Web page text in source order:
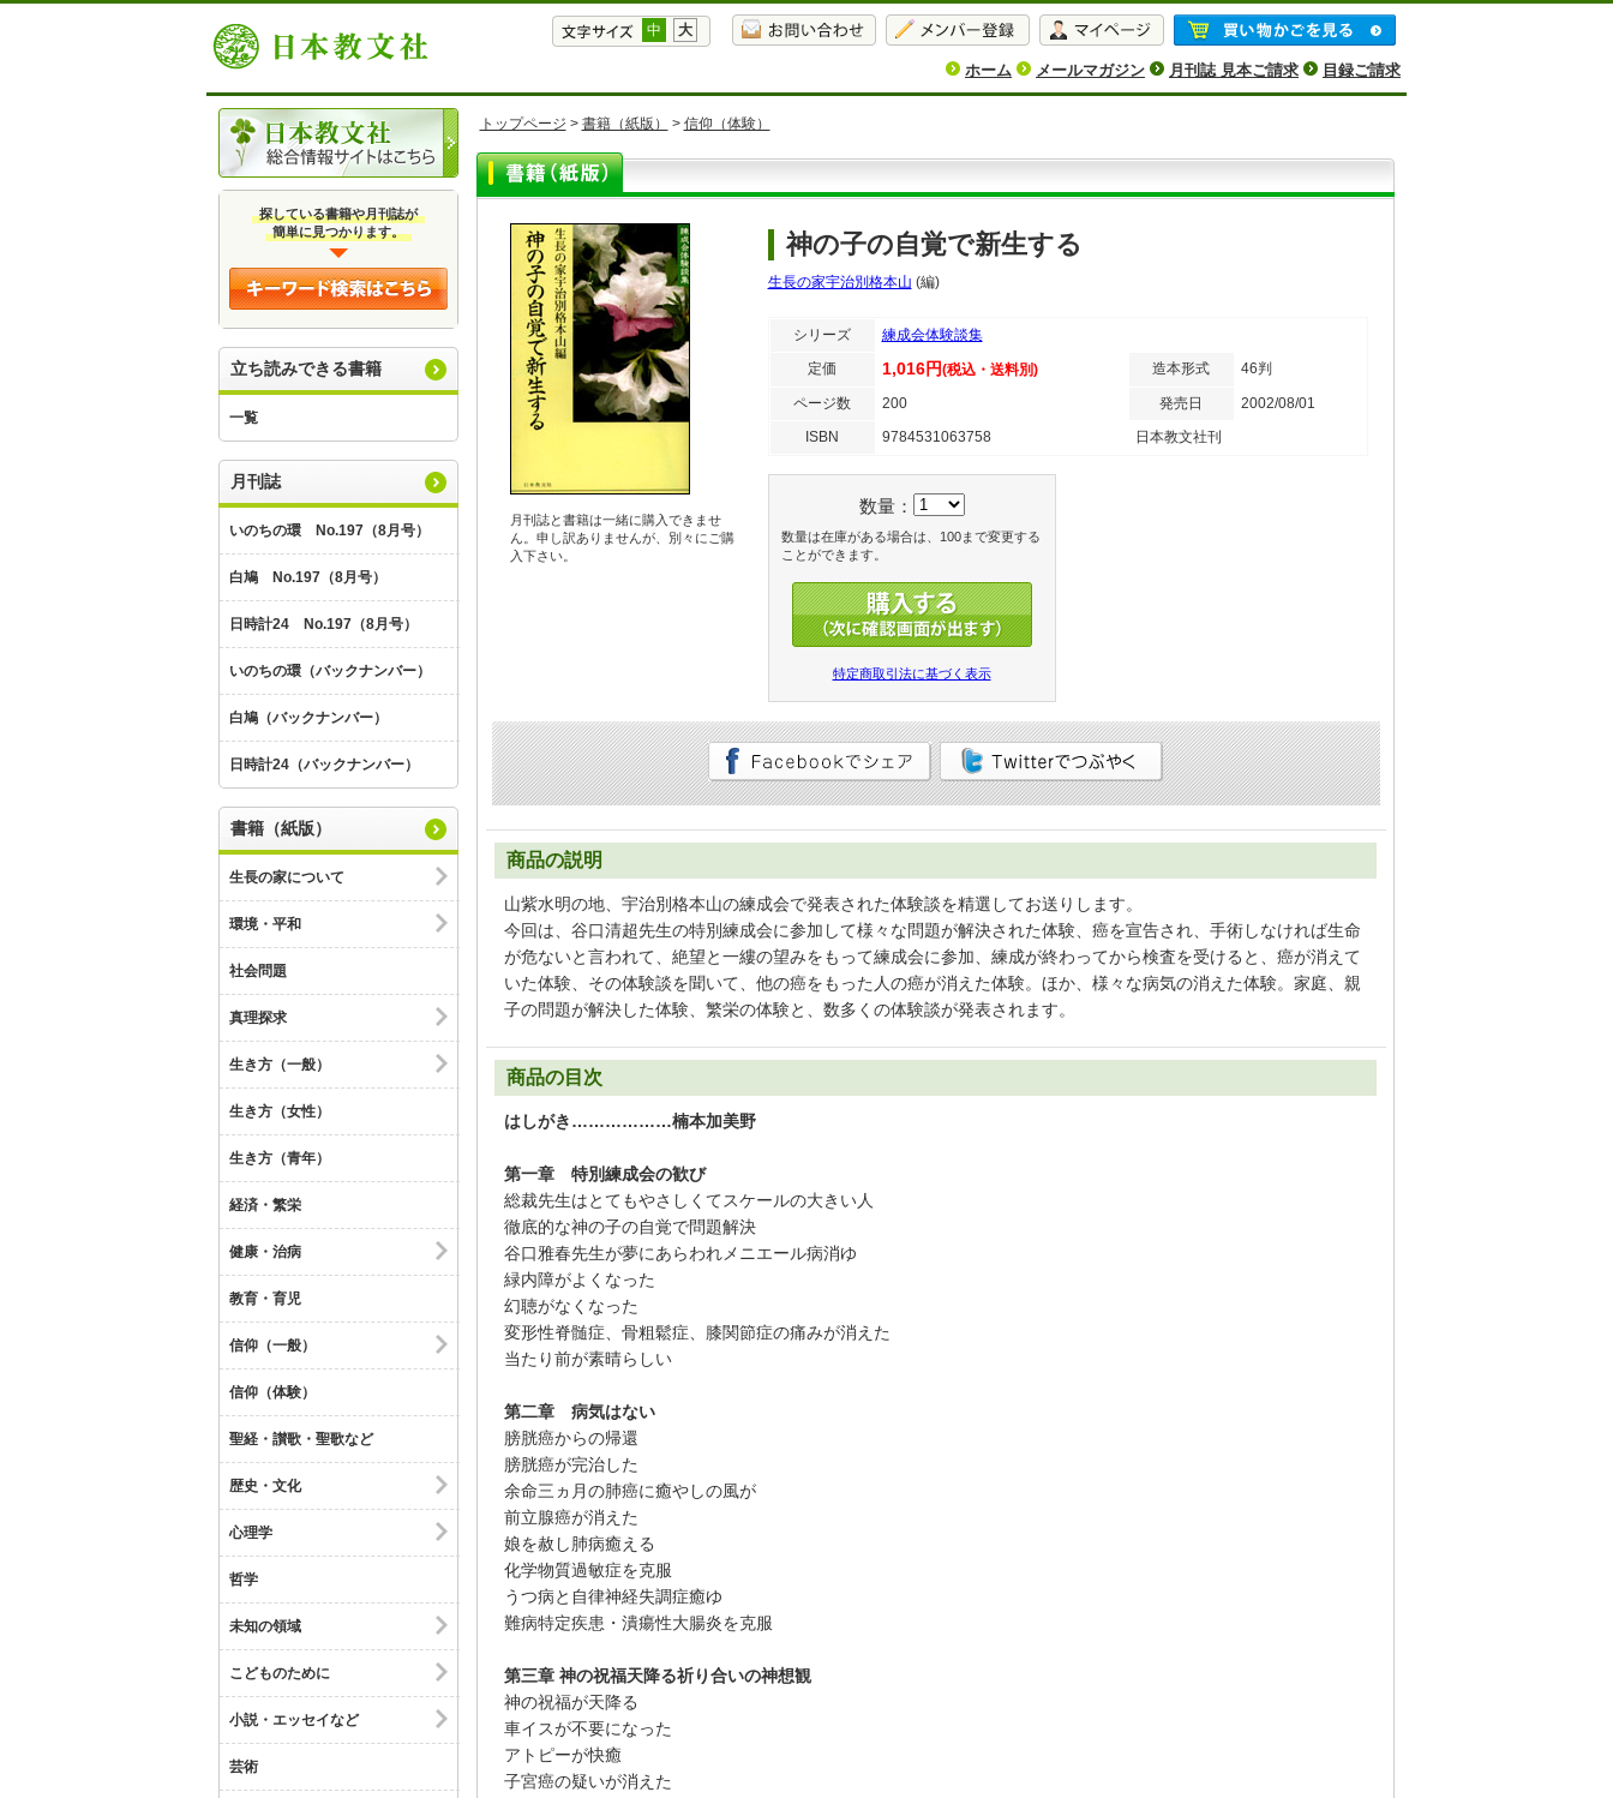
中 大
ホーム メールマガジン 月刊誌 見本ご請求 目録ご請求
探している書籍や月刊誌が
簡単に見つかります。
立ち読みできる書籍
一覧
月刊誌
いのちの環 No.197（8月号）
白鳩 No.197（8月号）
日時計24 No.197（8月号）
いのちの環（バックナンバー）
白鳩（バックナンバー）
日時計24（バックナンバー）
書籍（紙版）
生長の家について
環境・平和
社会問題
真理探求
生き方（一般）
生き方（女性）
生き方（青年）
経済・繁栄
健康・治病
教育・育児
信仰（一般）
信仰（体験）
聖経・讃歌・聖歌など
歴史・文化
心理学
哲学
未知の領域
こどものために
小説・エッセイなど
芸術
トップページ > 書籍（紙版） > 信仰（体験）
月刊誌と書籍は一緒に購入できませ
ん。申し訳ありませんが、別々にご購
入下さい。
神の子の自覚で新生する
生長の家宇治別格本山 (編)
シリーズ
練成会体験談集
定価
1,016円(税込・送料別) 造本形式 46判
ページ数 200 発売日
2002/08/01
ISBN
9784531063758 日本教文社刊
数量：
数量は在庫がある場合は、100まで変更する
ことができます。
特定商取引法に基づく表示
商品の説明
山紫水明の地、宇治別格本山の練成会で発表された体験談を精選してお送りします。
今回は、谷口清超先生の特別練成会に参加して様々な問題が解決された体験、癌を宣告され、手術しなければ生命
が危ないと言われて、絶望と一縷の望みをもって練成会に参加、練成が終わってから検査を受けると、癌が消えて
いた体験、その体験談を聞いて、他の癌をもった人の癌が消えた体験。ほか、様々な病気の消えた体験。家庭、親
子の問題が解決した体験、繁栄の体験と、数多くの体験談が発表されます。
商品の目次
はしがき………………楠本加美野
第一章 特別練成会の歓び
総裁先生はとてもやさしくてスケールの大きい人
徹底的な神の子の自覚で問題解決
谷口雅春先生が夢にあらわれメニエール病消ゆ
緑内障がよくなった
幻聴がなくなった
変形性脊髄症、骨粗鬆症、膝関節症の痛みが消えた
当たり前が素晴らしい
第二章 病気はない
膀胱癌からの帰還
膀胱癌が完治した
余命三ヵ月の肺癌に癒やしの風が
前立腺癌が消えた
娘を赦し肺病癒える
化学物質過敏症を克服
うつ病と自律神経失調症癒ゆ
難病特定疾患・潰瘍性大腸炎を克服
第三章 神の祝福天降る祈り合いの神想観
神の祝福が天降る
車イスが不要になった
アトピーが快癒
子宮癌の疑いが消えた